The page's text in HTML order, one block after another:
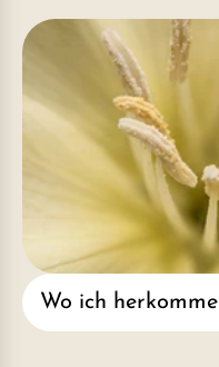
Wo ich herkomme